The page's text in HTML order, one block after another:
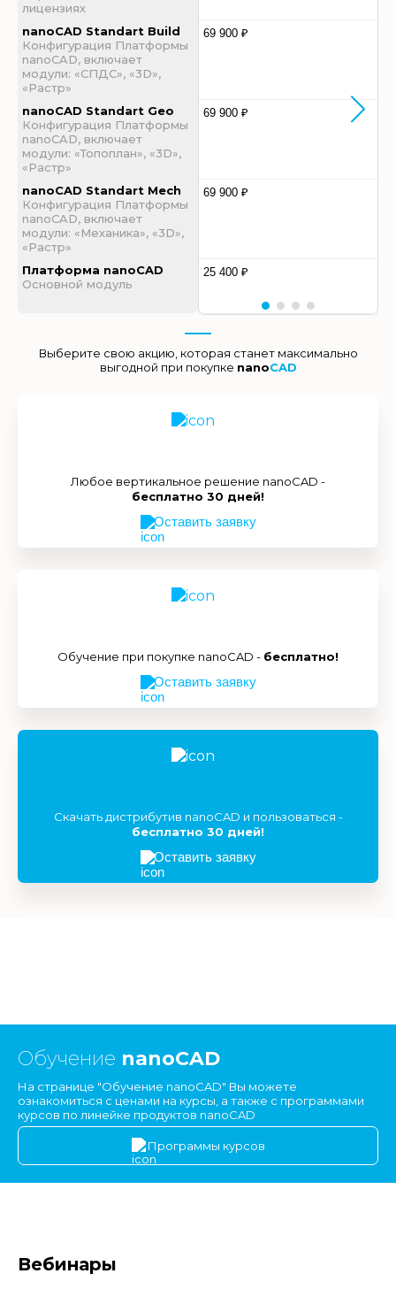
лицензиях
nanoCAD Standart Build
Конфигурация Платформы
nanoCAD, включает
модули: «СПДС», «3D»,
«Растр»
nanoCAD Standart Geo
Конфигурация Платформы
nanoCAD, включает
модули: «Топоплан», «3D»,
«Растр»
nanoCAD Standart Mech
Конфигурация Платформы
nanoCAD, включает
модули: «Механика», «3D»,
«Растр»
Платформа nanoCAD
Основной модуль
69 900 ₽
69 900 ₽
69 900 ₽
25 400 ₽
Выберите свою акцию, которая станет максимально
выгодной при покупке nanoCAD
Любое вертикальное решение nanoCAD -
бесплатно 30 дней!
Оставить заявку
Обучение при покупке nanoCAD - бесплатно!
Оставить заявку
Скачать дистрибутив nanoCAD и пользоваться -
бесплатно 30 дней!
Оставить заявку
Обучение nanoCAD
На странице "Обучение nanoCAD" Вы можете
ознакомиться с ценами на курсы, а также с программами
курсов по линейке продуктов nanoCAD
Программы курсов
Вебинары